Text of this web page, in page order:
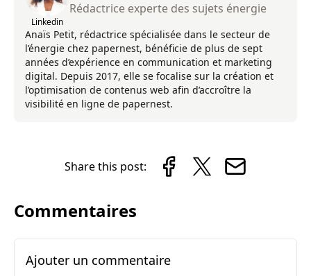
Linkedin
Rédactrice experte des sujets énergie
Anaïs Petit, rédactrice spécialisée dans le secteur de
l’énergie chez papernest, bénéficie de plus de sept
années d’expérience en communication et marketing
digital. Depuis 2017, elle se focalise sur la création et
l’optimisation de contenus web afin d’accroître la
visibilité en ligne de papernest.
Share this post:
Commentaires
Ajouter un commentaire